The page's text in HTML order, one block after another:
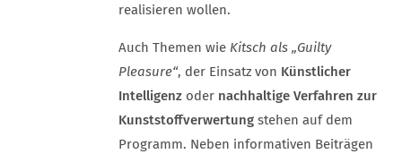
realisieren wollen.
Auch Themen wie Kitsch als „Guilty
Pleasure“, der Einsatz von Künstlicher
Intelligenz oder nachhaltige Verfahren zur
Kunststoffverwertung stehen auf dem
Programm. Neben informativen Beiträgen